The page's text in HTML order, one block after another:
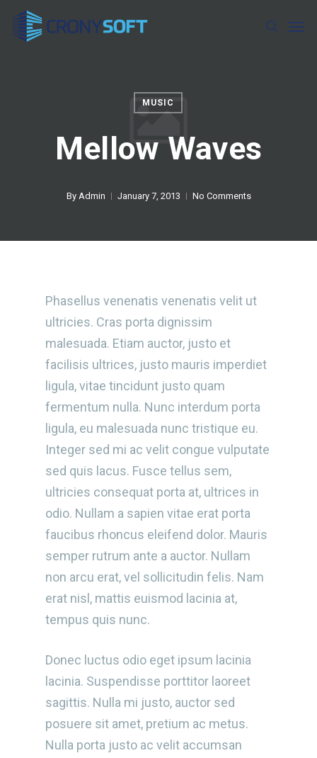
Skip
search
MUSIC
Mellow Waves
By Admin January 7, 2013 No Comments
Phasellus venenatis venenatis velit ut
ultricies. Cras porta dignissim
malesuada. Etiam auctor, justo et
facilisis ultrices, justo mauris imperdiet
ligula, vitae tincidunt justo quam
fermentum nulla. Nunc interdum porta
ligula, eu malesuada nunc tristique eu.
Integer sed mi ac velit congue vulputate
sed quis lacus. Fusce tellus sem,
ultricies consequat porta at, ultrices in
odio. Nullam a sapien vitae erat porta
faucibus rhoncus eleifend dolor. Mauris
semper rutrum ante a auctor. Nullam
non arcu erat, vel sollicitudin felis. Nam
erat nisl, mattis euismod lacinia at,
tempus quis nunc.
Donec luctus odio eget ipsum lacinia
lacinia. Suspendisse porttitor laoreet
sagittis. Nulla mi justo, auctor sed
posuere sit amet, pretium ac metus.
Nulla porta justo ac velit accumsan